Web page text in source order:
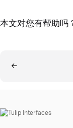
本文对您有帮助吗